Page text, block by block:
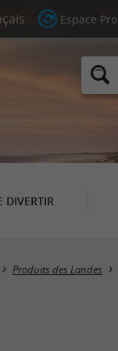
Espace Pro
DIVERTIR
Produits des Landes